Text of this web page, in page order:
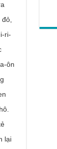
ri-
ôn
lại